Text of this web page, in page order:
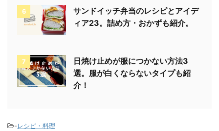
6
サンドイッチ弁当のレシピとアイデ
ィア23。詰め方・おかずも紹介。
7
日焼け止めが服につかない方法3
選。服が白くならないタイプも紹
介！
-レシピ・料理